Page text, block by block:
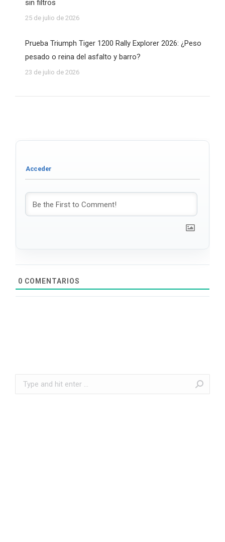
sin filtros
25 de julio de 2026
Prueba Triumph Tiger 1200 Rally Explorer 2026: ¿Peso
pesado o reina del asfalto y barro?
23 de julio de 2026
0 COMENTARIOS
Search: